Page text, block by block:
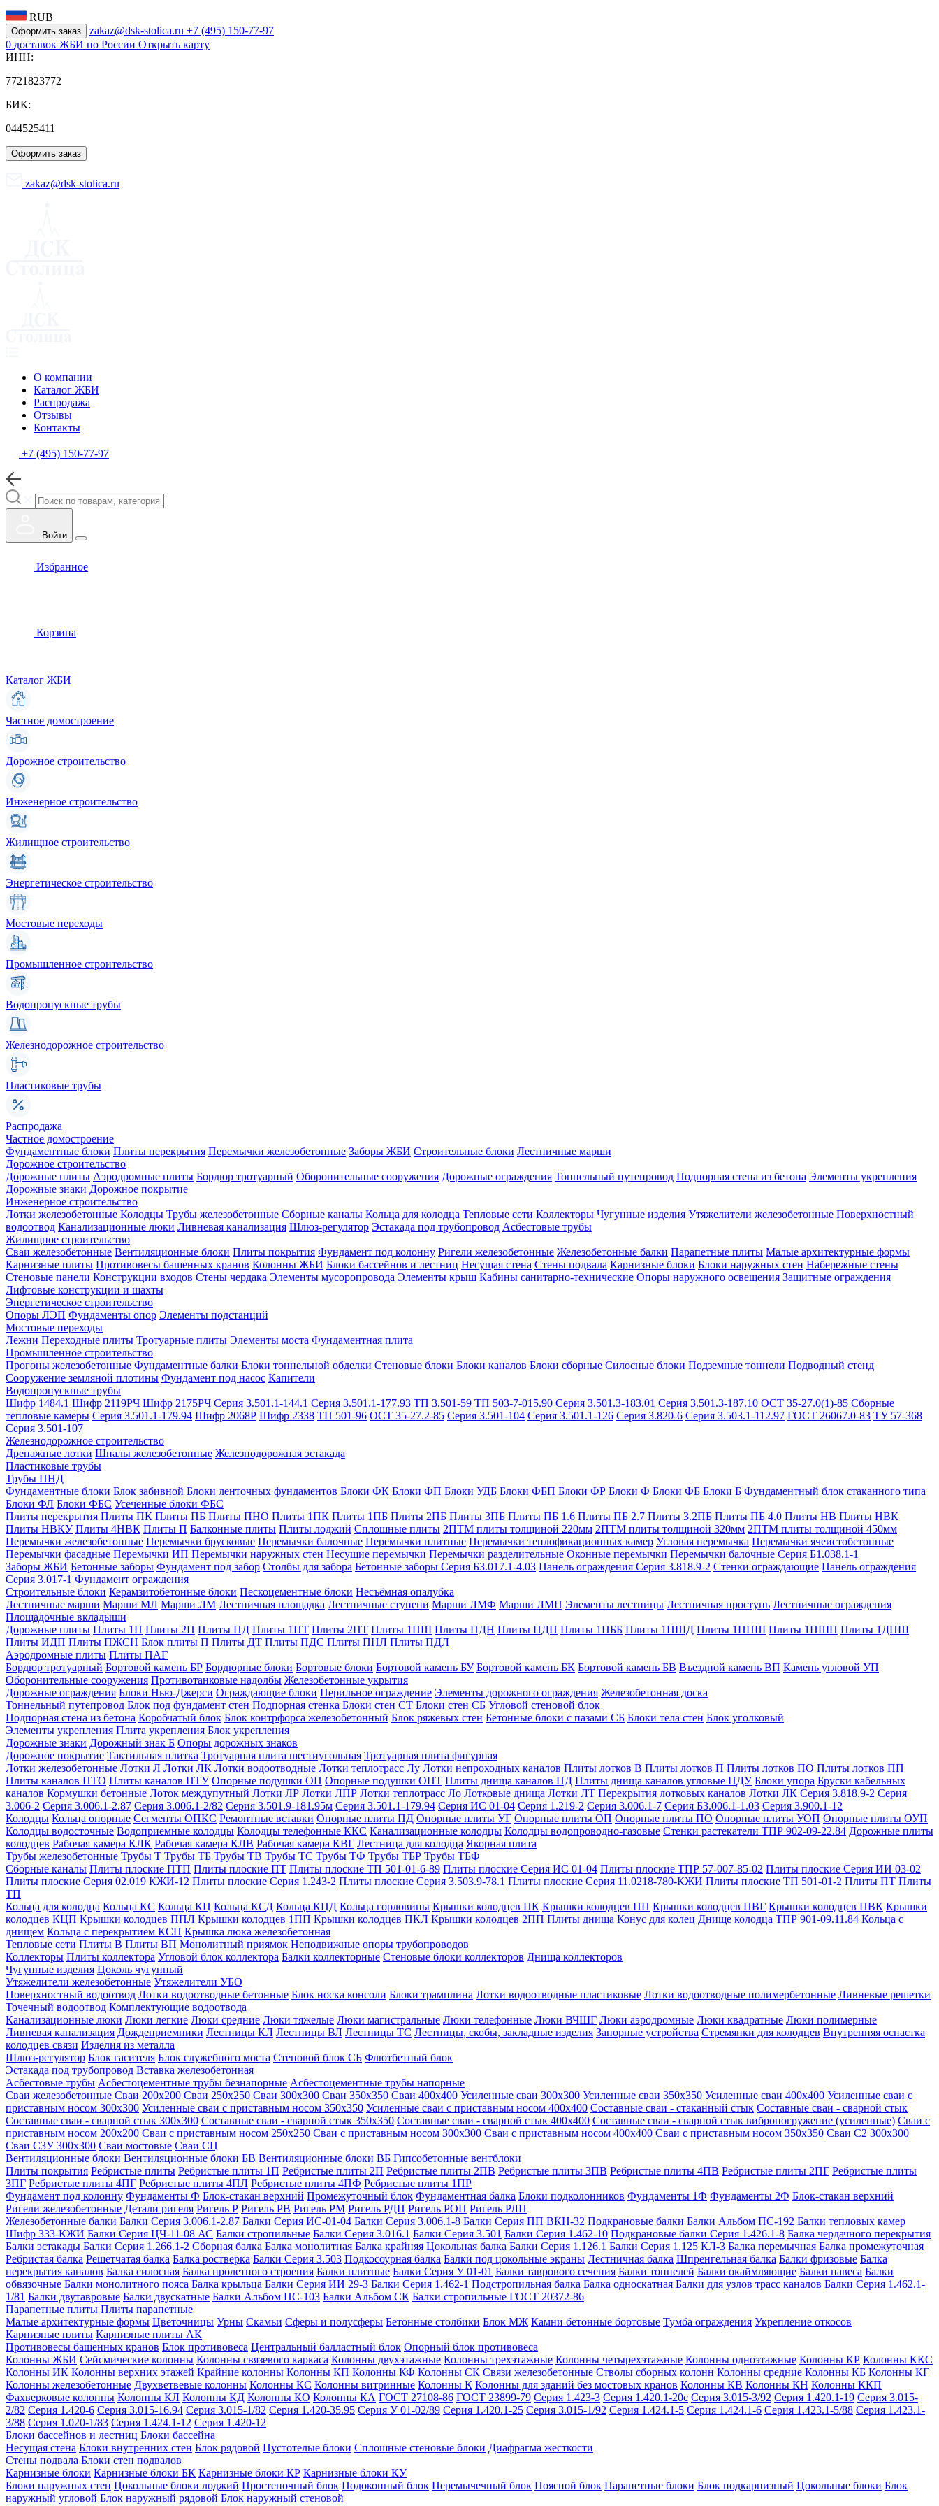
RUB
Оформить заказ zakaz@dsk-stolica.ru +7 (495) 150-77-97
0 доставок ЖБИ по России Открыть карту
ИНН:
7721823772
БИК:
044525411
Оформить заказ
zakaz@dsk-stolica.ru
О компании
Каталог ЖБИ
Распродажа
Отзывы
Контакты
+7 (495) 150-77-97
Войти
Избранное
Корзина
Каталог ЖБИ
Частное домостроение
Дорожное строительство
Инженерное строительство
Жилищное строительство
Энергетическое строительство
Мостовые переходы
Промышленное строительство
Водопропускные трубы
Железнодорожное строительство
Пластиковые трубы
Распродажа
Частное домостроение
Фундаментные блоки Плиты перекрытия Перемычки железобетонные Заборы ЖБИ Строительные блоки Лестничные марши
Дорожное строительство
Дорожные плиты Аэродромные плиты Бордюр тротуарный Оборонительные сооружения Дорожные ограждения Тоннельный путепровод Подпорная стена из бетона Элементы укрепления
Дорожные знаки Дорожное покрытие
Инженерное строительство
Лотки железобетонные Колодцы Трубы железобетонные Сборные каналы Кольца для колодца Тепловые сети Коллекторы Чугунные изделия Утяжелители железобетонные Поверхностный
водоотвод Канализационные люки Ливневая канализация Шлюз-регулятор Эстакада под трубопровод Асбестовые трубы
Жилищное строительство
Сваи железобетонные Вентиляционные блоки Плиты покрытия Фундамент под колонну Ригели железобетонные Железобетонные балки Парапетные плиты Малые архитектурные формы
Карнизные плиты Противовесы башенных кранов Колонны ЖБИ Блоки бассейнов и лестниц Несущая стена Стены подвала Карнизные блоки Блоки наружных стен Набережные стены
Стеновые панели Конструкции входов Стены чердака Элементы мусоропровода Элементы крыш Кабины санитарно-технические Опоры наружного освещения Защитные ограждения
Лифтовые конструкции и шахты
Энергетическое строительство
Опоры ЛЭП Фундаменты опор Элементы подстанций
Мостовые переходы
Лежни Переходные плиты Тротуарные плиты Элементы моста Фундаментная плита
Промышленное строительство
Прогоны железобетонные Фундаментные балки Блоки тоннельной обделки Стеновые блоки Блоки каналов Блоки сборные Силосные блоки Подземные тоннели Подводный стенд
Сооружение земляной плотины Фундамент под насос Капители
Водопропускные трубы
Шифр 1484.1 Шифр 2119РЧ Шифр 2175РЧ Серия 3.501.1-144.1 Серия 3.501.1-177.93 ТП 3.501-59 ТП 503-7-015.90 Серия 3.501.3-183.01 Серия 3.501.3-187.10 ОСТ 35-27.0(1)-85 Сборные
тепловые камеры Серия 3.501.1-179.94 Шифр 2068Р Шифр 2338 ТП 501-96 ОСТ 35-27.2-85 Серия 3.501-104 Серия 3.501.1-126 Серия 3.820-6 Серия 3.503.1-112.97 ГОСТ 26067.0-83 ТУ 57-368
Серия 3.501-107
Железнодорожное строительство
Дренажные лотки Шпалы железобетонные Железнодорожная эстакада
Пластиковые трубы
Трубы ПНД
Фундаментные блоки Блок забивной Блоки ленточных фундаментов Блоки ФК Блоки ФП Блоки УДБ Блоки ФБП Блоки ФР Блоки Ф Блоки ФБ Блоки Б Фундаментный блок стаканного типа
Блоки ФЛ Блоки ФБС Усеченные блоки ФБС
Плиты перекрытия Плиты ПК Плиты ПБ Плиты ПНО Плиты 1ПК Плиты 1ПБ Плиты 2ПБ Плиты 3ПБ Плиты ПБ 1.6 Плиты ПБ 2.7 Плиты 3.2ПБ Плиты ПБ 4.0 Плиты НВ Плиты НВК
Плиты НВКУ Плиты 4НВК Плиты П Балконные плиты Плиты лоджий Сплошные плиты 2ПТМ плиты толщиной 220мм 2ПТМ плиты толщиной 320мм 2ПТМ плиты толщиной 450мм
Перемычки железобетонные Перемычки брусковые Перемычки балочные Перемычки плитные Перемычки теплофикационных камер Угловая перемычка Перемычки ячеистобетонные
Перемычки фасадные Перемычки ИП Перемычки наружных стен Несущие перемычки Перемычки разделительные Оконные перемычки Перемычки балочные Серия Б1.038.1-1
Заборы ЖБИ Бетонные заборы Фундамент под забор Столбы для забора Бетонные заборы Серия Б3.017.1-4.03 Панель ограждения Серия 3.818.9-2 Стенки ограждающие Панель ограждения
Серия 3.017-1 Фундамент ограждения
Строительные блоки Керамзитобетонные блоки Пескоцементные блоки Несъёмная опалубка
Лестничные марши Марши МЛ Марши ЛМ Лестничная площадка Лестничные ступени Марши ЛМФ Марши ЛМП Элементы лестницы Лестничная проступь Лестничные ограждения
Площадочные вкладыши
Дорожные плиты Плиты 1П Плиты 2П Плиты ПД Плиты 1ПТ Плиты 2ПТ Плиты 1ПШ Плиты ПДН Плиты ПДП Плиты 1ПББ Плиты 1ПШД Плиты 1ППШ Плиты 1ПШП Плиты 1ДПШ
Плиты ИДП Плиты ПЖСН Блок плиты П Плиты ДТ Плиты ПДС Плиты ПНЛ Плиты ПДЛ
Аэродромные плиты Плиты ПАГ
Бордюр тротуарный Бортовой камень БР Бордюрные блоки Бортовые блоки Бортовой камень БУ Бортовой камень БК Бортовой камень БВ Въездной камень ВП Камень угловой УП
Оборонительные сооружения Противотанковые надолбы Железобетонные укрытия
Дорожные ограждения Блоки Нью-Джерси Ограждающие блоки Перильное ограждение Элементы дорожного ограждения Железобетонная доска
Тоннельный путепровод Блок под фундамент стен Подпорная стенка Блоки стен СТ Блоки стен СБ Угловой стеновой блок
Подпорная стена из бетона Коробчатый блок Блок контрфорса железобетонный Блок ряжевых стен Бетонные блоки с пазами СБ Блоки тела стен Блок уголковый
Элементы укрепления Плита укрепления Блок укрепления
Дорожные знаки Дорожный знак Б Опоры дорожных знаков
Дорожное покрытие Тактильная плитка Тротуарная плита шестиугольная Тротуарная плита фигурная
Лотки железобетонные Лотки Л Лотки ЛК Лотки водоотводные Лотки теплотрасс Лу Лотки непроходных каналов Плиты лотков В Плиты лотков П Плиты лотков ПО Плиты лотков ПП
Плиты каналов ПТО Плиты каналов ПТУ Опорные подушки ОП Опорные подушки ОПТ Плиты днища каналов ПД Плиты днища каналов угловые ПДУ Блоки упора Бруски кабельных
каналов Кормушки бетонные Лоток междупутный Лотки ЛР Лотки ЛПР Лотки теплотрасс Ло Лотковые днища Лотки ЛТ Перекрытия лотковых каналов Лотки ЛК Серия 3.818.9-2 Серия
3.006-2 Серия 3.006.1-2.87 Серия 3.006.1-2/82 Серия 3.501.9-181.95м Серия 3.501.1-179.94 Серия ИС 01-04 Серия 1.219-2 Серия 3.006.1-7 Серия Б3.006.1-1.03 Серия 3.900.1-12
Колодцы Кольца опорные Сегменты ОПКС Ремонтные вставки Опорные плиты ПД Опорные плиты УГ Опорные плиты ОП Опорные плиты ПО Опорные плиты УОП Опорные плиты ОУП
Колодцы водосточные Водоприемные колодцы Колодцы телефонные ККС Канализационные колодцы Колодцы водопроводно-газовые Стенки растекатели ТПР 902-09-22.84 Дорожные плиты
колодцев Рабочая камера КЛК Рабочая камера КЛВ Рабочая камера КВГ Лестница для колодца Якорная плита
Трубы железобетонные Трубы Т Трубы ТБ Трубы ТВ Трубы ТС Трубы ТФ Трубы ТБР Трубы ТБФ
Сборные каналы Плиты плоские ПТП Плиты плоские ПТ Плиты плоские ТП 501-01-6-89 Плиты плоские Серия ИС 01-04 Плиты плоские ТПР 57-007-85-02 Плиты плоские Серия ИИ 03-02
Плиты плоские Серия 02.019 КЖИ-12 Плиты плоские Серия 1.243-2 Плиты плоские Серия 3.503.9-78.1 Плиты плоские Серия 11.0218-780-КЖИ Плиты плоские ТП 501-01-2 Плиты ПТ Плиты
ТП
Кольца для колодца Кольца КС Кольца КЦ Кольца КСД Кольца КЦД Кольца горловины Крышки колодцев ПК Крышки колодцев ПП Крышки колодцев ПВГ Крышки колодцев ПВК Крышки
колодцев КЦП Крышки колодцев ППЛ Крышки колодцев 1ПП Крышки колодцев ПКЛ Крышки колодцев 2ПП Плиты днища Конус для колец Днище колодца ТПР 901-09.11.84 Кольца с
днищем Кольца с перекрытием КСП Крышка люка железобетонная
Тепловые сети Плиты В Плиты ВП Монолитный приямок Неподвижные опоры трубопроводов
Коллекторы Плиты коллектора Угловой блок коллектора Балки коллекторные Стеновые блоки коллекторов Днища коллекторов
Чугунные изделия Цоколь чугунный
Утяжелители железобетонные Утяжелители УБО
Поверхностный водоотвод Лотки водоотводные бетонные Блок носка консоли Блоки трамплина Лотки водоотводные пластиковые Лотки водоотводные полимербетонные Ливневые решетки
Точечный водоотвод Комплектующие водоотвода
Канализационные люки Люки легкие Люки средние Люки тяжелые Люки магистральные Люки телефонные Люки ВЧШГ Люки аэродромные Люки квадратные Люки полимерные
Ливневая канализация Дождеприемники Лестницы КЛ Лестницы ВЛ Лестницы ТС Лестницы, скобы, закладные изделия Запорные устройства Стремянки для колодцев Внутренняя оснастка
колодцев связи Изделия из металла
Шлюз-регулятор Блок гасителя Блок служебного моста Стеновой блок СБ Флютбетный блок
Эстакада под трубопровод Вставка железобетонная
Асбестовые трубы Асбестоцементные трубы безнапорные Асбестоцементные трубы напорные
Сваи железобетонные Сваи 200х200 Сваи 250х250 Сваи 300х300 Сваи 350х350 Сваи 400х400 Усиленные сваи 300х300 Усиленные сваи 350х350 Усиленные сваи 400х400 Усиленные сваи с
приставным носом 300х300 Усиленные сваи с приставным носом 350х350 Усиленные сваи с приставным носом 400х400 Составные сваи - стаканный стык Составные сваи - сварной стык
Составные сваи - сварной стык 300х300 Составные сваи - сварной стык 350х350 Составные сваи - сварной стык 400х400 Составные сваи - сварной стык вибропогружение (усиленные) Сваи с
приставным носом 200х200 Сваи с приставным носом 250х250 Сваи с приставным носом 300х300 Сваи с приставным носом 400х400 Сваи с приставным носом 350х350 Сваи С2 300х300
Сваи С3У 300х300 Сваи мостовые Сваи СЦ
Вентиляционные блоки Вентиляционные блоки БВ Вентиляционные блоки ВБ Гипсобетонные вентблоки
Плиты покрытия Ребристые плиты Ребристые плиты 1П Ребристые плиты 2П Ребристые плиты 2ПВ Ребристые плиты 3ПВ Ребристые плиты 4ПВ Ребристые плиты 2ПГ Ребристые плиты
3ПГ Ребристые плиты 4ПГ Ребристые плиты 4ПЛ Ребристые плиты 4ПФ Ребристые плиты 1ПР
Фундамент под колонну Фундаменты Ф Блок-стакан верхний Промежуточный блок Фундаментная балка Блоки подколонников Фундаменты 1Ф Фундаменты 2Ф Блок-стакан верхний
Ригели железобетонные Детали ригеля Ригель Р Ригель РВ Ригель РМ Ригель РДП Ригель РОП Ригель РЛП
Железобетонные балки Балки Серия 3.006.1-2.87 Балки Серия ИС-01-04 Балки Серия 3.006.1-8 Балки Серия ПП ВКН-32 Подкрановые балки Балки Альбом ПС-192 Балки тепловых камер
Шифр 333-КЖИ Балки Серия ЦЧ-11-08 АС Балки стропильные Балки Серия 3.016.1 Балки Серия 3.501 Балки Серия 1.462-10 Подкрановые балки Серия 1.426.1-8 Балка чердачного перекрытия
Балки эстакады Балки Серия 1.266.1-2 Сборная балка Балка монолитная Балка крайняя Цокольная балка Балки Серия 1.126.1 Балки Серия 1.125 КЛ-3 Балка перемычная Балка промежуточная
Ребристая балка Решетчатая балка Балка ростверка Балки Серия 3.503 Подкосоурная балка Балки под цокольные экраны Лестничная балка Шпренгельная балка Балки фризовые Балка
перекрытия каналов Балка силосная Балка пролетного строения Балки плитные Балки Серия У 01-01 Балки таврового сечения Балки тоннелей Балки окаймляющие Балки навеса Балки
обвязочные Балки монолитного пояса Балка крыльца Балки Серия ИИ 29-3 Балки Серия 1.462-1 Подстропильная балка Балка односкатная Балки для узлов трасс каналов Балки Серия 1.462.1-
1/81 Балки двутавровые Балки двускатные Балки Альбом ПС-103 Балки Альбом СК Балки стропильные ГОСТ 20372-86
Парапетные плиты Плиты парапетные
Малые архитектурные формы Цветочницы Урны Скамьи Сферы и полусферы Бетонные столбики Блок МЖ Камни бетонные бортовые Тумба ограждения Укрепление откосов
Карнизные плиты Карнизные плиты АК
Противовесы башенных кранов Блок противовеса Центральный балластный блок Опорный блок противовеса
Колонны ЖБИ Сейсмические колонны Колонны связевого каркаса Колонны двухэтажные Колонны трехэтажные Колонны четырехэтажные Колонны одноэтажные Колонны КР Колонны ККС
Колонны ИК Колонны верхних этажей Крайние колонны Колонны КП Колонны КФ Колонны СК Связи железобетонные Стволы сборных колонн Колонны средние Колонны КБ Колонны КГ
Колонны железобетонные Двухветвевые колонны Колонны КС Колонны витринные Колонны К Колонны для зданий без мостовых кранов Колонны КВ Колонны КН Колонны ККП
Фахверковые колонны Колонны КЛ Колонны КД Колонны КО Колонны КА ГОСТ 27108-86 ГОСТ 23899-79 Серия 1.423-3 Серия 1.420.1-20с Серия 3.015-3/92 Серия 1.420.1-19 Серия 3.015-
2/82 Серия 1.420-6 Серия 3.015-16.94 Серия 3.015-1/82 Серия 1.420-35.95 Серия У 01-02/89 Серия 1.420.1-25 Серия 3.015-1/92 Серия 1.424.1-5 Серия 1.424.1-6 Серия 1.423.1-5/88 Серия 1.423.1-
3/88 Серия 1.020-1/83 Серия 1.424.1-12 Серия 1.420-12
Блоки бассейнов и лестниц Блоки бассейна
Несущая стена Блоки внутренних стен Блок рядовой Пустотелые блоки Сплошные стеновые блоки Диафрагма жесткости
Стены подвала Блоки стен подвалов
Карнизные блоки Карнизные блоки БК Карнизные блоки КР Карнизные блоки КУ
Блоки наружных стен Цокольные блоки лоджий Простеночный блок Подоконный блок Перемычечный блок Поясной блок Парапетные блоки Блок подкарнизный Цокольные блоки Блок
наружный угловой Блок наружный рядовой Блок наружный стеновой